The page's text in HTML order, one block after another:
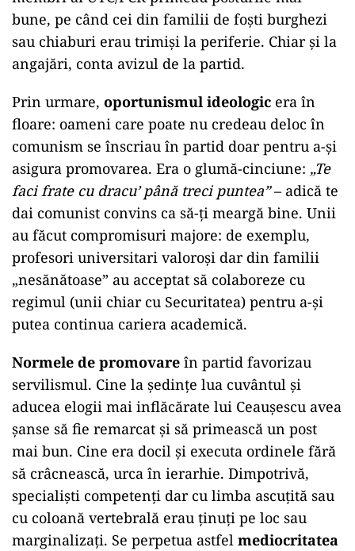
bune, pe când cei din familii de foști burghezi
sau chiaburi erau trimiși la periferie. Chiar și la
angajări, conta avizul de la partid.
Prin urmare, oportunismul ideologic era în
floare: oameni care poate nu credeau deloc în
comunism se înscriau în partid doar pentru a-și
asigura promovarea. Era o glumă-cinciune: „Te
faci frate cu dracu’ până treci puntea”– adică te
dai comunist convins ca să-ți meargă bine. Unii
au făcut compromisuri majore: de exemplu,
profesori universitari valoroși dar din familii
„nesănătoase” au acceptat să colaboreze cu
regimul (unii chiar cu Securitatea) pentru a-și
putea continua cariera academică.
Normele de promovare în partid favorizau
servilismul. Cine la ședințe lua cuvântul și
aducea elogii mai inflăcărate lui Ceaușescu avea
șanse să fie remarcat și să primească un post
mai bun. Cine era docil și executa ordinele fără
să crâcnească, urca în ierarhie. Dimpotrivă,
specialiști competenți dar cu limba ascuțită sau
cu coloană vertebrală erau ținuți pe loc sau
marginalizați. Se perpetua astfel mediocritatea